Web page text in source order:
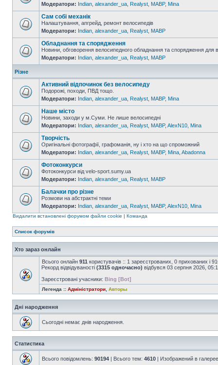
Модератори: Indian alexander_ua Realyst MABP, Mina
Сам собі механік
Налаштування, апгрейд, ремонт велосипедів
Модератори: Indian alexander_ua Realyst MABP
Обладнання та спорядження
Новини, обговорення велосипедного обладнання та спорядження для
Модератори: Indian alexander_ua Realyst MABP
Різне
Активний відпочинок без велосипеду
Подорожі, походи, ПВД тощо.
Модератори: Indian alexander_ua Realyst MABP, Mina
Наше місто
Новини, заходи у м.Суми. Не лише велосипедні
Модератори: Indian alexander_ua Realyst MABP, AlexN10 Mina
Творчість
Оригінальні фотографії, графоманія, ну і хто на що спроможний
Модератори: Indian alexander_ua Realyst MABP, Mina Abadonna
Фотоконкурси
Фотоконкурси від velo-sport.sumy.ua
Модератори: Indian alexander_ua Realyst MABP
Балачки про різне
Розмови на абстрактні теми
Модератори: Indian alexander_ua Realyst MABP, AlexN10 Mina
Видалити встановлені форумом файли cookie | Команда
Список форумів
Хто зараз онлайн
Всього онлайн 911 користувачів :: 1 зареєстрованих, 0 прихованих і
Рекорд відвідуваності (3315 одночасно) відбувся 03 серпня 2026,
Зареєстровані учасники: Bing [Bot]
Легенда :: Адміністратори Авторы
Дні народження
Сьогодні немає днів народження.
Статистика
Всього повідомлень: 90194 | Всього тем: 4610 | Изображений в